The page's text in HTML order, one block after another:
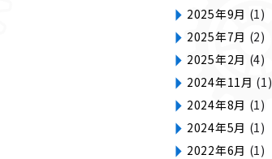
2025年9月 (1)
2025年7月 (2)
2025年2月 (4)
2024年11月 (1)
2024年8月 (1)
2024年5月 (1)
2022年6月 (1)